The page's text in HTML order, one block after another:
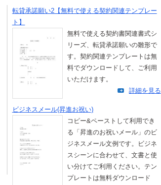
転貸承諾願い2【無料で使える契約関連テンプレー
ト】
無料で使える契約書関連書式シ
リーズ、転貸承諾願いの雛形で
す。契約関連テンプレートは無
料でダウンロードして、ご利用
いただけます。
詳細を見る
ビジネスメール(昇進お祝い)
コピー&ペーストして利用でき
る「昇進のお祝いメール」のビ
ジネスメール文例です。ビジネ
スシーンに合わせて、文書と使
い分けてご利用ください。テン
プレートは無料ダウンロード